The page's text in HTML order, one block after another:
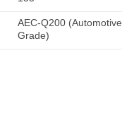
AEC-Q200 (Automotive
Grade)